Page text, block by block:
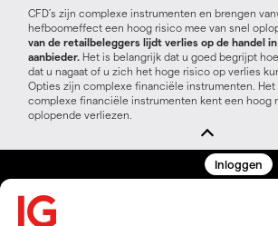
CFD’s zijn complexe instrumenten en brengen
hefboomeffect een hoog risico mee van snel
van de retailbeleggers lijdt verlies op de handel in
aanbieder. Het is belangrijk dat u goed begrijpt
dat u nagaat of u zich het hoge risico op verlies
Opties zijn complexe financiële instrumenten. Het
complexe financiële instrumenten kent een hoog
oplopende verliezen.
Inloggen